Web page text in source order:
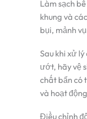
Làm sạch
khung và
bụi, mảnh
Sau khi xử
ướt, hãy vệ
chất bẩn có
và hoạt
Điều chỉnh